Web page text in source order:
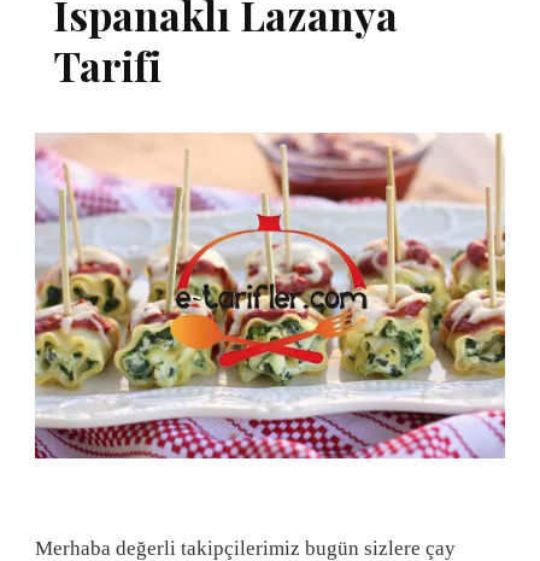
Ispanaklı Lazanya
Tarifi
Merhaba değerli takipçilerimiz bugün sizlere çay